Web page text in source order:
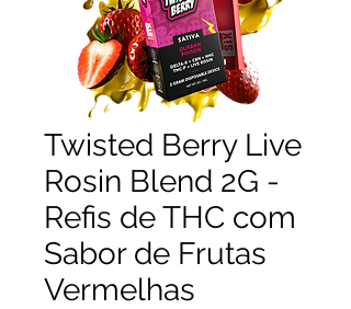
Twisted Berry Live
Rosin Blend 2G -
Refis de THC com
Sabor de Frutas
Vermelhas